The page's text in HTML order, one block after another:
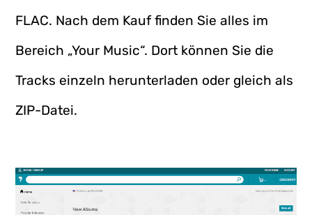
FLAC. Nach dem Kauf finden Sie alles im
Bereich „Your Music“. Dort können Sie die
Tracks einzeln herunterladen oder gleich als
ZIP-Datei.